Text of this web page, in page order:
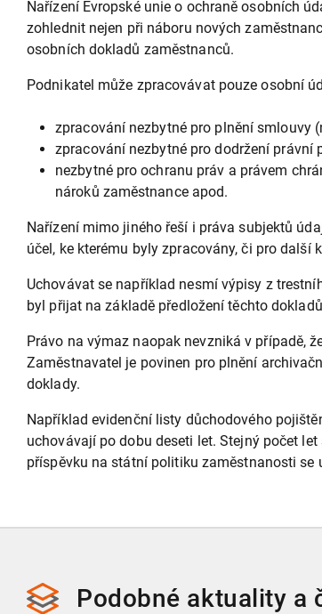
Nařízení Evropské unie o ochraně osobních
zohlednit nejen při náboru nových
osobních dokladů zaměstnanců.
Podnikatel může zpracovávat pouze osobní
zpracování nezbytné pro plnění smlouvy
zpracování nezbytné pro dodržení
nezbytné pro ochranu práv a právem
nároků zaměstnance apod.
Nařízení mimo jiného řeší i práva subjektů
účel, ke kterému byly zpracovány, či pro
Uchovávat se například nesmí výpisy z
byl přijat na základě předložení těchto
Právo na výmaz naopak nevzniká v případě,
Zaměstnavatel je povinen pro plnění
doklady.
Například evidenční listy důchodového
uchovávají po dobu deseti let. Stejný počet
příspěvku na státní politiku zaměstnanosti se
Podobné aktuality a